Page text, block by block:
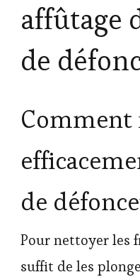
affûtage
de
de
Pour nettoyer les
suffit de les